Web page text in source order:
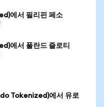
에서 필리핀 페소
에서 폴란드 즐로티
Tokenized)에서 유로